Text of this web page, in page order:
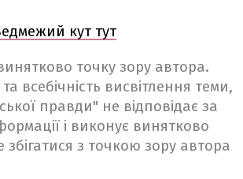
кут тут
точку зору автора.
всебічність висвітлення теми,
правди" не відповідає за
і виконує винятково
з точкою зору автора